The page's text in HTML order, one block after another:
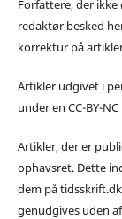
Forfattere, der
redaktør besked
korrektur på
Artikler udgivet i
under en CC-BY-NC
Artikler, der er
ophavsret. Dette
dem på
genudgives uden